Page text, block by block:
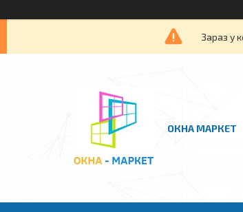
Зараз у
ОКНА МАРКЕТ